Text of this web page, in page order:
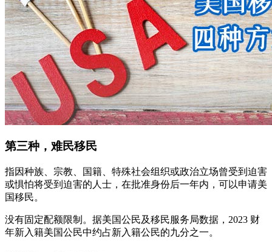
第三种，难民移民
指因种族、宗教、国籍、特殊社会组织或政治立场曾受到迫害
或惧怕将受到迫害的人士，在批准身份后一年内，可以申请美
国移民。
没有固定配额限制。据美国公民及移民服务局数据，2023 财
年新入籍美国公民中约占新入籍公民的九分之一。